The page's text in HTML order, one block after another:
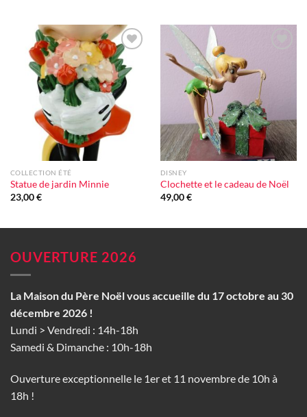
Ajouter
à la liste
d'envie
COLLECTION ÉTÉ
Statue de jardin Minnie
23,00€
d'envie
DISNEY
Clochette et le cadeau de Noël
49,00€
OUVERTURE 2026
La Maison du Père Noël vous accueille du 17 octobre au 30
décembre 2026 !
Lundi > Vendredi : 14h-18h
Samedi & Dimanche : 10h-18h
Ouverture exceptionnelle le 1er et 11 novembre de 10h à
18h !